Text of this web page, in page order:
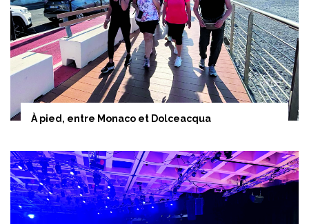
À pied, entre Monaco et Dolceacqua